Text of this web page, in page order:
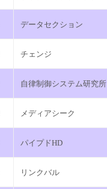
データセクション
チェンジ
自律制御システム研究所
メディアシーク
パイプドHD
リンクバル